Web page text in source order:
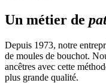
Un métier de
Depuis 1973, notre
de moules de bouchot.
ancêtres avec cette
plus grande qualité.